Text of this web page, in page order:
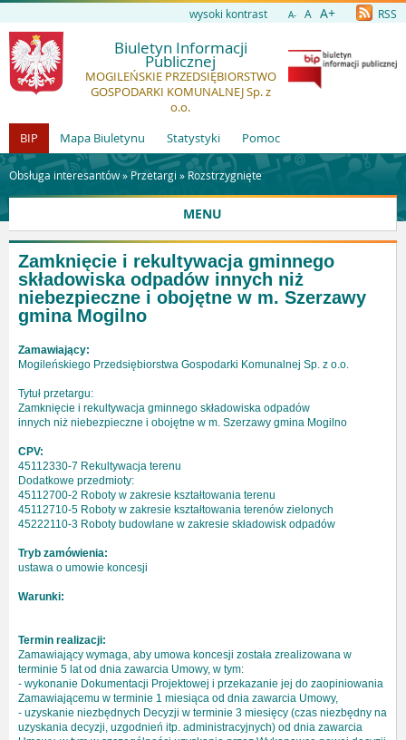
wysoki kontrast A- A A+ RSS
Biuletyn Informacji
Publicznej
MOGILEŃSKIE PRZEDSIĘBIORSTWO
GOSPODARKI KOMUNALNEJ Sp. z
o.o.
BIP
Mapa Biuletynu Statystyki Pomoc
Obsługa interesantów »Przetargi » Rozstrzygnięte
MENU
Zamknięcie i rekultywacja gminnego
składowiska odpadów innych niż
niebezpieczne i obojętne w m. Szerzawy
gmina Mogilno
Zamawiający:
Mogileńskiego Przedsiębiorstwa Gospodarki Komunalnej Sp. z o.o.
Tytuł przetargu:
Zamknięcie i rekultywacja gminnego składowiska odpadów
innych niż niebezpieczne i obojętne w m. Szerzawy gmina Mogilno
CPV:
45112330-7 Rekultywacja terenu
Dodatkowe przedmioty:
45112700-2 Roboty w zakresie kształtowania terenu
45112710-5 Roboty w zakresie kształtowania terenów zielonych
45222110-3 Roboty budowlane w zakresie składowisk odpadów
Tryb zamówienia:
ustawa o umowie koncesji
Warunki:
Termin realizacji:
Zamawiający wymaga, aby umowa koncesji została zrealizowana w
terminie 5 lat od dnia zawarcia Umowy, w tym:
- wykonanie Dokumentacji Projektowej i przekazanie jej do zaopiniowania
Zamawiającemu w terminie 1 miesiąca od dnia zawarcia Umowy,
- uzyskanie niezbędnych Decyzji w terminie 3 miesięcy (czas niezbędny na
uzyskania decyzji, uzgodnień itp. administracyjnych) od dnia zawarcia